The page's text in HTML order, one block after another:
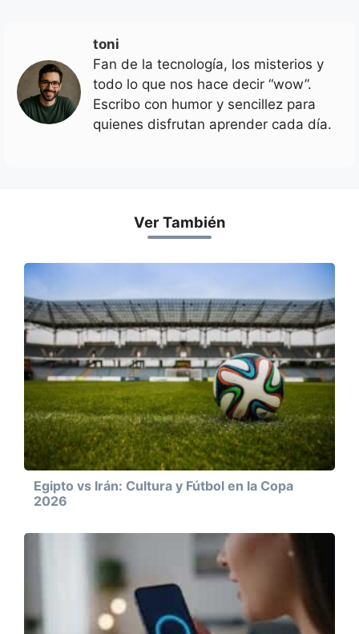
toni
Fan de la tecnología, los misterios y
todo lo que nos hace decir “wow”.
Escribo con humor y sencillez para
quienes disfrutan aprender cada día.
Ver También
Egipto vs Irán: Cultura y Fútbol en la Copa
2026